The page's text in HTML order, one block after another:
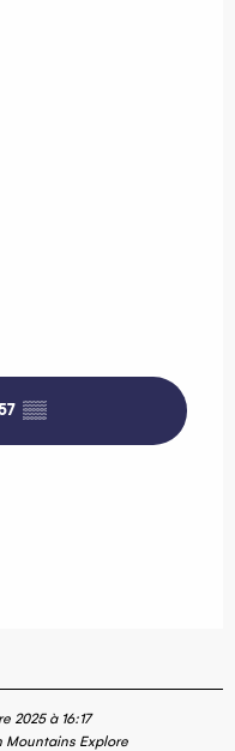
▒▒
2025 à 16:17
Mountains Explore